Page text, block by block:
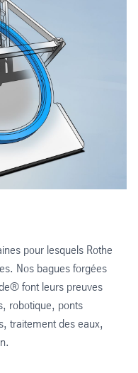
pour lesquels Rothe
Nos bagues forgées
font leurs preuves
robotique, ponts
traitement des eaux,